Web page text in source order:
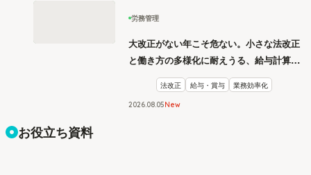
労務管理
大改正がない年こそ危ない。小さな法改正
と働き方の多様化に耐えうる、給与計算と
リスク管理
法改正 給与・賞与 業務効率化
2026.08 05New
お役立ち資料